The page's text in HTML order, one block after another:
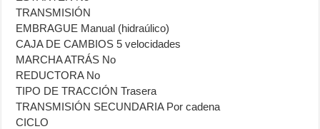
TRANSMISIÓN
EMBRAGUE Manual (hidraúlico)
CAJA DE CAMBIOS 5 velocidades
MARCHA ATRÁS No
REDUCTORA No
TIPO DE TRACCIÓN Trasera
TRANSMISIÓN SECUNDARIA Por cadena
CICLO